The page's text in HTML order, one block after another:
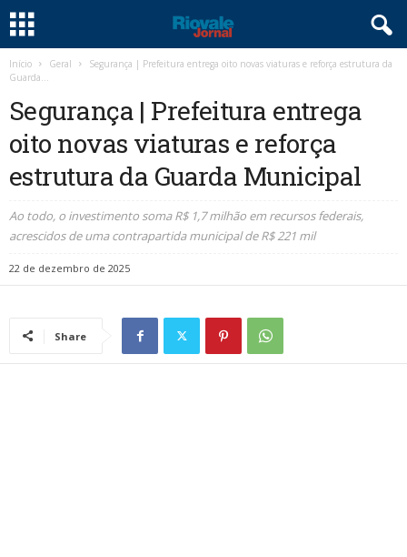
Início Geral
Segurança | Prefeitura entrega oito novas viaturas e reforça estrutura da
Guarda...
Segurança | Prefeitura entrega
oito novas viaturas e reforça
estrutura da Guarda Municipal
Ao todo, o investimento soma R$ 1,7 milhão em recursos federais,
acrescidos de uma contrapartida municipal de R$ 221 mil
22 de dezembro de 2025
Share